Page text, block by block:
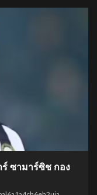
ซามาร์ซิช กอง